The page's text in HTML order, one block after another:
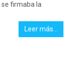
se firmaba la
Leer más…